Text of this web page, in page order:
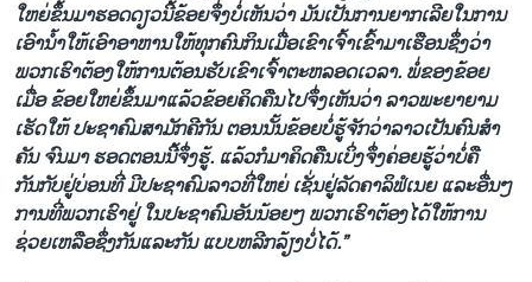
ໃຫຍ່ຂຶ້ນມາຮອດດຽວນີ້ຂ້ອຍຈຶ່ງບໍ່ເຫັນວ່າ ມັນເປັນການຍາກເລີຍໃນການ
ເອົານໍ້າໃຫ້ເອົາອາຫານໃຫ້ທຸກຄົນກິນເມື່ອເຂົາເຈົ້າເຂົ້າມາເຮືອນຊຶ່ງວ່າ
ພວກເຮົາຕ້ອງໃຫ້ການຕ້ອນຮັບເຂົາເຈົ້າຕະຫລອດເວລາ. ພໍ່ຂອງຂ້ອຍ
ເມື່ອ ຂ້ອຍໃຫຍ່ຂຶ້ນມາແລ້ວຂ້ອຍຄິດຄືນໄປຈຶ່ງເຫັນວ່າ ລາວພະຍາຍາມ
ເຮັດໃຫ້ ປະຊາຄົມສາມັກຄີກັນ ຕອນນັ້ນຂ້ອຍບໍ່ຮູ້ຈັກວ່າລາວເປັນຄົນສໍາ
ຄັນ ຈົນມາ ຮອດຕອນນີ້ຈຶ່ງຮູ້. ແລ້ວກໍມາຄິດຄືນເບິ່ງຈຶ່ງຄ່ອຍຮູ້ວ່າບໍ່ຄື
ກັນກັບຢູ່ບ່ອນທີ່ ມີປະຊາຄົມລາວທີ່ໃຫຍ່ ເຊັ່ນຢູ່ລັດຄາລິຟໍເນຍ ແລະອື່ນໆ
ການທີ່ພວກເຮົາຢູ່ ໃນປະຊາຄົມອັນນ້ອຍໆ ພວກເຮົາຕ້ອງໄດ້ໃຫ້ການ
ຊ່ວຍເຫລືອຊຶ່ງກັນແລະກັນ ແບບຫລີກລ້ຽງບໍ່ໄດ້.”